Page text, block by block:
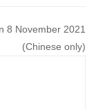
8 November 2021
(Chinese only)